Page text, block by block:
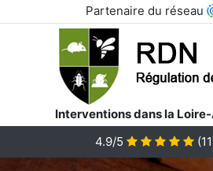
Partenaire du réseau
Interventions dans la
4.9/5 (